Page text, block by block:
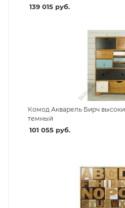
139 015руб.
Комод Акварель Бирч
темный
101 055руб.